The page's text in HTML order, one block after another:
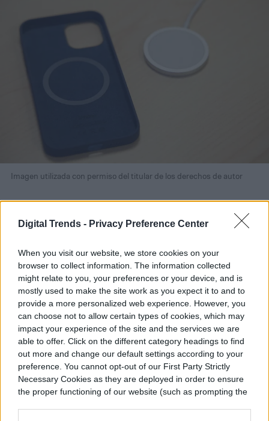
Digital Trends - Privacy Preference Center
When you visit our website, we store cookies on your
browser to collect information. The information collected
might relate to you, your preferences or your device, and is
mostly used to make the site work as you expect it to and to
provide a more personalized web experience. However, you
can choose not to allow certain types of cookies, which may
impact your experience of the site and the services we are
able to offer. Click on the different category headings to find
out more and change our default settings according to your
preference. You cannot opt-out of our First Party Strictly
Necessary Cookies as they are deployed in order to ensure
the proper functioning of our website (such as prompting the
Imagen utilizada con permiso del titular de los derechos de autor
El iPhone 12 funciona con el nuevo chip
A14 Bionic, el cual Apple ridículamente
afirma que efectúa tareas que «desafían
las leyes de la física». Dejando a un lado la
hipérbole, sigue siendo uno de los mejores
chips en cualquier teléfono actualmente.
Combinándolo con 4 GB de RAM se
encargará de prácticamente todas las
tareas que necesites.